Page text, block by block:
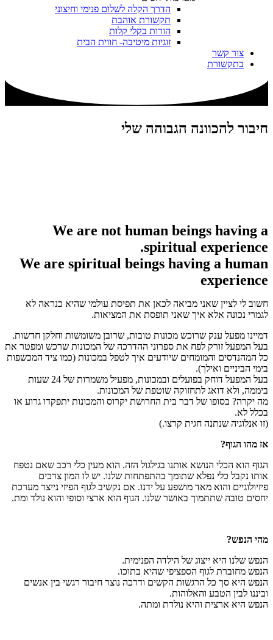
הדרך הקלה לשלום פנימי וחיצוני
תקשורת אוהבת
הורות בקלי קלות
זוגיות מיטיבה- חווית הבית
צור קשר
בתקשורת
חיבור להכוונה הגבוהה שלי
We are not human beings having a
spiritual experience.
We are spiritual beings having a human
experience
חשוב לי לציין שאני מביאה לכאן את תפיסת עולמי שהיא כנראה לא
לגמרי נכונה אלא איך שאני תופסת את המציאות.
דמיינו מפעל ענק שרוכש מכונות טובות, שרובן משומשות וחלקן חדשות.
בעל המפעל זורק לפח את ספרוני ההדרכה של המכונות שרכש ומפטר את
כל המהנדסים והמומחים שיודעים איך לטפל במכונות (כמו ציד המכשפות
בימי הביניים ואילך).
בעל המפעל דוחק בפועלים ובמכונות, מפעיל משמרות של 24 שעות
ביממה, ולא דואג לתחזוקה שוטפת של המכונות.
מה יקרה? בסופו של דבר בית החרושת יקרוס והמכונות יתפקדו גרוע או
בכלל לא.
(זו אנלוגיה שנתנה חגית קרצו.)
אז מהו הגוף?
הגוף הוא הכלי הנושא אותנו בגילגול הזה. הוא מעין כלי רכב שאם נטפח
אותו נקבל כלי נפלא שתומך בהתפתחות שלנו. יש לו המון צרכים
פיזיולוגיים והוא מאד מושפע על ידנו. אם נקשיב לגוף הפיזי נייצר מערכת
יחסים טובה שתתמוך באושר שלנו. הגוף הוא ארצי וסופי והוא נולד ומת.
מהי הנפש?
הנפש שלנו היא ייצוג של הילדה הפנימית.
הנפש מחוברת לגוף הספציפי שהיא בתוכו.
הנפש היא סך כל הרגשות הקשים ודרכה נוצר חיבור רגשי בין אנשים
וביננו לבין הטבע והאלוהות.
הנפש היא ארצית והיא נולדת ומתה.